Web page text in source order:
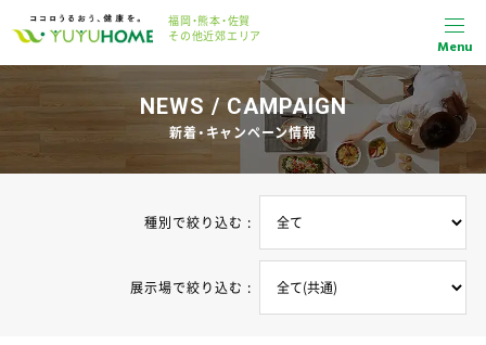
福岡・熊本・佐賀
その他近郊エリア
Menu
NEWS / CAMPAIGN
新着・キャンペーン情報
種別で絞り込む :
展示場で絞り込む :